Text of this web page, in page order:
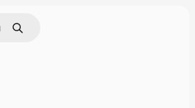
per immagine
Ricerca